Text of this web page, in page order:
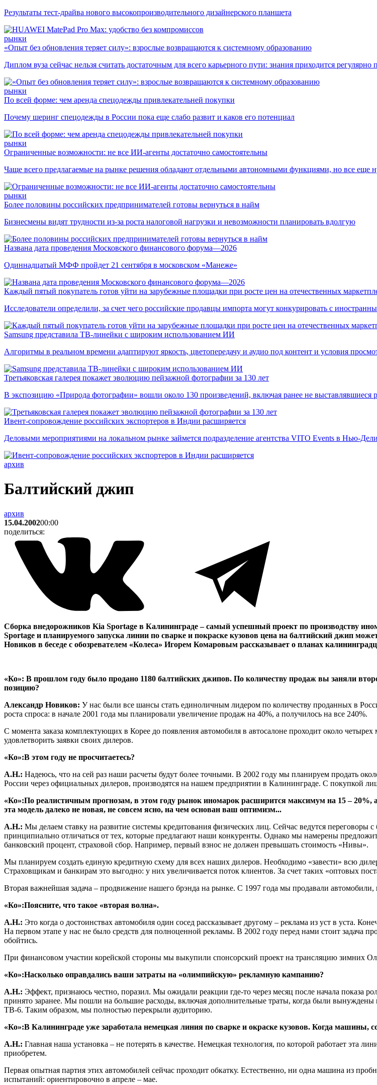
Результаты тест-драйва нового высокопроизводительного дизайнерского планшета
рынки
«Опыт без обновления теряет силу»: взрослые возвращаются к системному образованию
Диплом вуза сейчас нельзя считать достаточным для всего карьерного пути: знания приходится
рынки
По всей форме: чем аренда спецодежды привлекательней покупки
Почему шеринг спецодежды в России пока еще слабо развит и каков его потенциал
рынки
Ограниченные возможности: не все ИИ-агенты достаточно самостоятельны
Чаще всего предлагаемые на рынке решения обладают отдельными автономными функциями, но все еще
рынки
Более половины российских предпринимателей готовы вернуться в найм
Бизнесмены видят трудности из-за роста налоговой нагрузки и невозможности планировать вдолгую
Названа дата проведения Московского финансового форума—2026
Одиннадцатый МФФ пройдет 21 сентября в московском «Манеже»
Каждый пятый покупатель готов уйти на зарубежные площадки при росте цен на отечественных
Исследователи определили, за счет чего российские продавцы импорта могут конкурировать с
Samsung представила ТВ-линейки с широким использованием ИИ
Алгоритмы в реальном времени адаптируют яркость, цветопередачу и аудио под контент и условия
Третьяковская галерея покажет эволюцию пейзажной фотографии за 130 лет
В экспозицию «Природа фотографии» вошли около 130 произведений, включая ранее не
Ивент-сопровождение российских экспортеров в Индии расширяется
Деловыми мероприятиями на локальном рынке займется подразделение агентства VITO Events в Нью-Дели
архив
Балтийский джип
архив
15.04.200200:00
поделиться:
Сборка внедорожников Kia Sportage в Калининграде – самый успешный проект по производству
Sportage и планируемого запуска линии по сварке и покраске кузовов цена на балтийский джип
Новиков в беседе с обозревателем «Колеса» Игорем Комаровым рассказывает о планах
«Ко»: В прошлом году было продано 1180 балтийских джипов. По количеству продаж вы заняли
позицию?
Александр Новиков: У нас были все шансы стать единоличным лидером по количеству проданных в
роста спроса: в начале 2001 года мы планировали увеличение продаж на 40%, а получилось на все 240%.
С момента заказа комплектующих в Корее до появления автомобиля в автосалоне проходит около
удовлетворить заявки своих дилеров.
«Ко»:В этом году не просчитаетесь?
А.Н.: Надеюсь, что на сей раз наши расчеты будут более точными. В 2002 году мы планируем продать
России через официальных дилеров, производятся на нашем предприятии в Калининграде. С покупкой
«Ко»:По реалистичным прогнозам, в этом году рынок иномарок расширится максимум на 15 –
эта модель далеко не новая, не совсем ясно, на чем основан ваш оптимизм...
А.Н.: Мы делаем ставку на развитие системы кредитования физических лиц. Сейчас ведутся переговоры
принципиально отличаться от тех, которые предлагают наши конкуренты. Однако мы намерены
банковский процент, страховой сбор. Например, первый взнос не должен превышать стоимость «Нивы».
Мы планируем создать единую кредитную схему для всех наших дилеров. Необходимо «завести» всю
Страховщикам и банкирам это выгодно: у них увеличивается поток клиентов. За счет таких «оптовых
Вторая важнейшая задача – продвижение нашего брэнда на рынке. С 1997 года мы продавали
«Ко»:Поясните, что такое «вторая волна».
А.Н.: Это когда о достоинствах автомобиля один сосед рассказывает другому – реклама из уст в уста.
На первом этапе у нас не было средств для полноценной рекламы. В 2002 году перед нами стоит задача
обойтись.
При финансовом участии корейской стороны мы выкупили спонсорский проект на трансляцию зимних
«Ко»:Насколько оправдались ваши затраты на «олимпийскую» рекламную кампанию?
А.Н.: Эффект, признаюсь честно, поразил. Мы ожидали реакции где-то через месяц после начала показа
принято заранее. Мы пошли на большие расходы, включая дополнительные траты, когда были
ТВ-6. Таким образом, мы полностью перекрыли аудиторию.
«Ко»:В Калининграде уже заработала немецкая линия по сварке и окраске кузовов. Когда машины,
А.Н.: Главная наша установка – не потерять в качестве. Немецкая технология, по которой работает эта
приобретем.
Первая опытная партия этих автомобилей сейчас проходит обкатку. Естественно, ни одна машина из
испытаний: ориентировочно в апреле – мае.